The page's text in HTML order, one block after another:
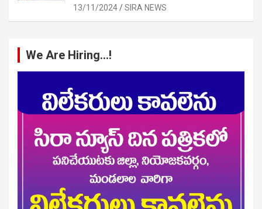
13/11/2024 SIRA NEWS
We Are Hiring…!